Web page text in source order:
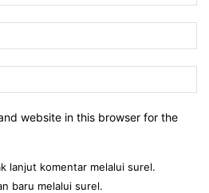
website in this browser for the
lanjut komentar melalui surel.
baru melalui surel.